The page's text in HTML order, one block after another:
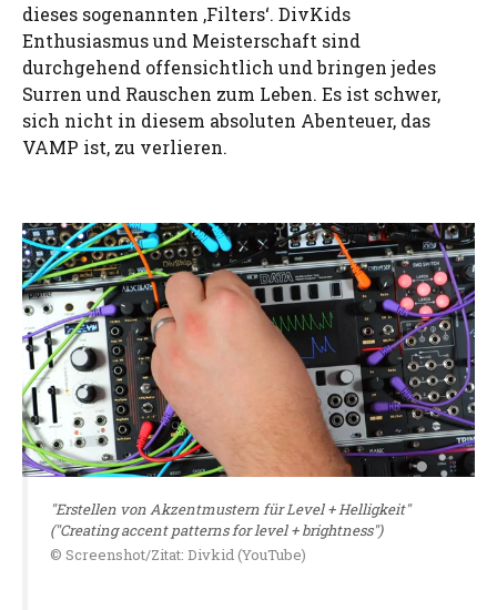
dieses sogenannten ‚Filters‘. DivKids
Enthusiasmus und Meisterschaft sind
durchgehend offensichtlich und bringen jedes
Surren und Rauschen zum Leben. Es ist schwer,
sich nicht in diesem absoluten Abenteuer, das
VAMP ist, zu verlieren.
"Erstellen von Akzentmustern für Level + Helligkeit"
("Creating accent patterns for level + brightness")
© Screenshot/Zitat: Divkid (YouTube)